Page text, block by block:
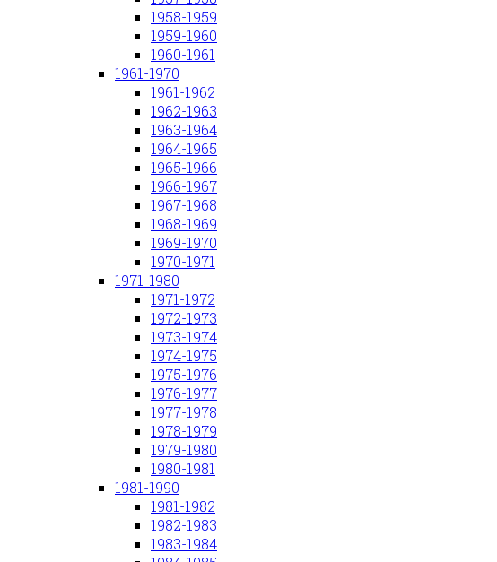
1958-1959
1959-1960
1960-1961
1961-1970
1961-1962
1962-1963
1963-1964
1964-1965
1965-1966
1966-1967
1967-1968
1968-1969
1969-1970
1970-1971
1971-1980
1971-1972
1972-1973
1973-1974
1974-1975
1975-1976
1976-1977
1977-1978
1978-1979
1979-1980
1980-1981
1981-1990
1981-1982
1982-1983
1983-1984